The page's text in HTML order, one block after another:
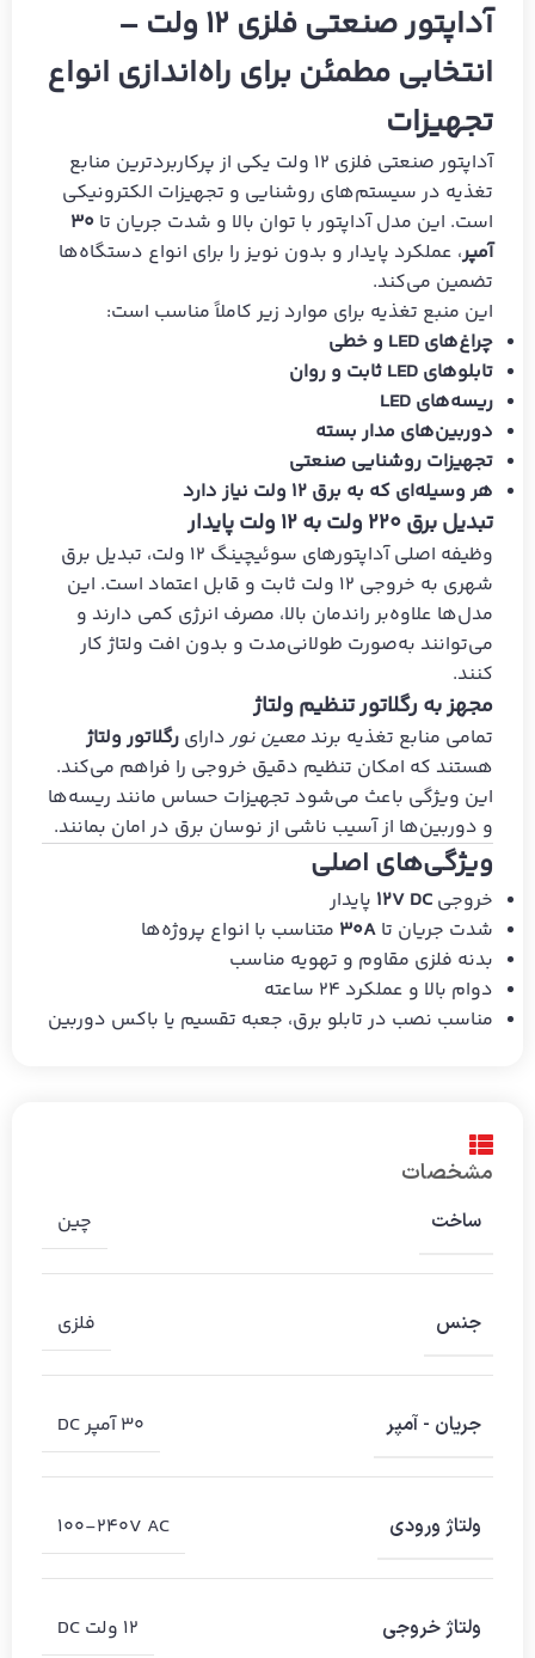
آداپتور صنعتی فلزی ۱۲ ولت –
انتخابی مطمئن برای راه‌اندازی انواع
تجهیزات
آداپتور صنعتی فلزی ۱۲ ولت یکی از پرکاربردترین منابع
تغذیه در سیستم‌های روشنایی و تجهیزات الکترونیکی
است. این مدل آداپتور با توان بالا و شدت جریان تا ۳۰
آمپر، عملکرد پایدار و بدون نویز را برای انواع دستگاه‌ها
تضمین می‌کند.
این منبع تغذیه برای موارد زیر کاملاً مناسب است:
چراغ‌های LED و خطی
تابلوهای LED ثابت و روان
ریسه‌های LED
دوربین‌های مدار بسته
تجهیزات روشنایی صنعتی
هر وسیله‌ای که به برق ۱۲ ولت نیاز دارد
تبدیل برق ۲۲۰ ولت به ۱۲ ولت پایدار
وظیفه اصلی آداپتورهای سوئیچینگ ۱۲ ولت، تبدیل برق
شهری به خروجی ۱۲ ولت ثابت و قابل اعتماد است. این
مدل‌ها علاوه‌بر راندمان بالا، مصرف انرژی کمی دارند و
می‌توانند به‌صورت طولانی‌مدت و بدون افت ولتاژ کار
کنند.
مجهز به رگلاتور تنظیم ولتاژ
تمامی منابع تغذیه برند معین نوردارای رگلاتور ولتاژ
هستند که امکان تنظیم دقیق خروجی را فراهم می‌کند.
این ویژگی باعث می‌شود تجهیزات حساس مانند ریسه‌ها
و دوربین‌ها از آسیب ناشی از نوسان برق در امان بمانند.
ویژگی‌های اصلی
خروجی ۱۲V DC پایدار
شدت جریان تا ۳۰A متناسب با انواع پروژه‌ها
بدنه فلزی مقاوم و تهویه مناسب
دوام بالا و عملکرد ۲۴ ساعته
مناسب نصب در تابلو برق، جعبه تقسیم یا باکس دوربین
مشخصات
ساخت چین
جنس فلزی
جریان - آمپر ۳۰ آمپر DC
ولتاژ ورودی 100-240V AC
ولتاژ خروجی ۱۲ ولت DC